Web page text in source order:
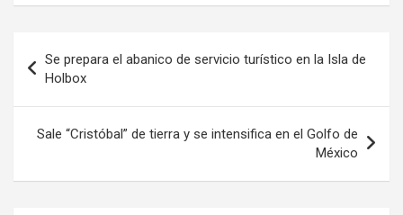
de
entradas
Se prepara el abanico de servicio turístico en la Isla de
Holbox
Sale “Cristóbal” de tierra y se intensifica en el Golfo de
México